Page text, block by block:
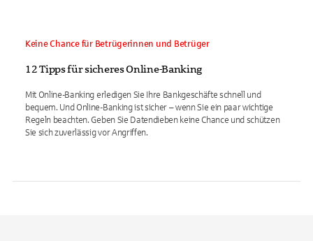
Keine Chance für Betrügerinnen und Betrüger
12 Tipps für sicheres Online-Banking
Mit Online-Banking erledigen Sie Ihre Bankgeschäfte schnell und
bequem. Und Online-Banking ist sicher – wenn Sie ein paar wichtige
Regeln beachten. Geben Sie Datendieben keine Chance und schützen
Sie sich zuverlässig vor Angriffen.